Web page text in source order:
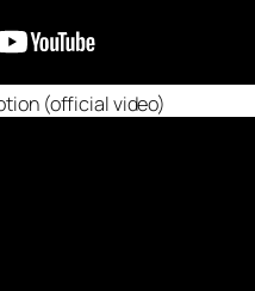
(official video)